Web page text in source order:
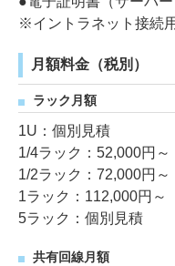
※イントラネット接続
月額料金（税別）
ラック月額
1U：個別見積
1/4ラック：52,000円～
1/2ラック：72,000円～
1ラック：112,000円～
5ラック：個別見積
共有回線月額